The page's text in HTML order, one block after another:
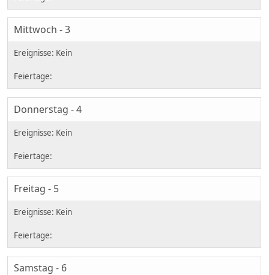
Mittwoch - 3
Donnerstag - 4
Freitag - 5
Samstag - 6